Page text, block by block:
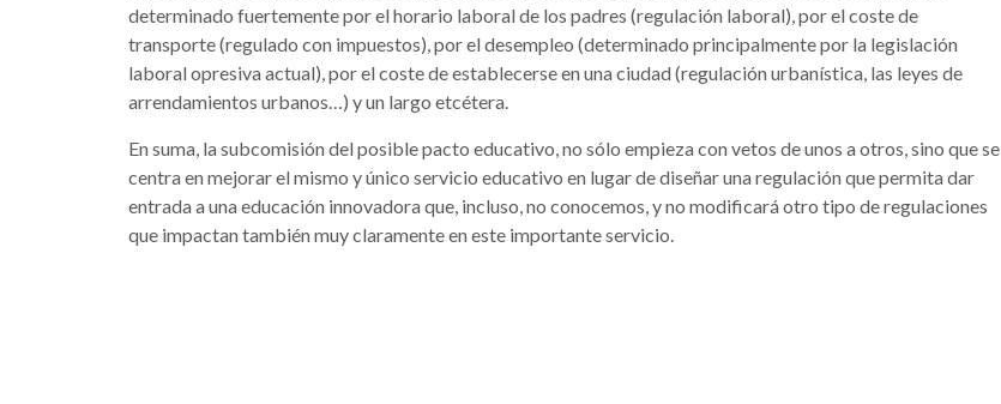
determinado fuertemente por el horario laboral de los padres (regulación laboral), por el coste de
transporte (regulado con impuestos), por el desempleo (determinado principalmente por la legislación
laboral opresiva actual), por el coste de establecerse en una ciudad (regulación urbanística, las leyes de
arrendamientos urbanos…) y un largo etcétera.
En suma, la subcomisión del posible pacto educativo, no sólo empieza con vetos de unos a otros, sino que se
centra en mejorar el mismo y único servicio educativo en lugar de diseñar una regulación que permita dar
entrada a una educación innovadora que, incluso, no conocemos, y no modificará otro tipo de regulaciones
que impactan también muy claramente en este importante servicio.